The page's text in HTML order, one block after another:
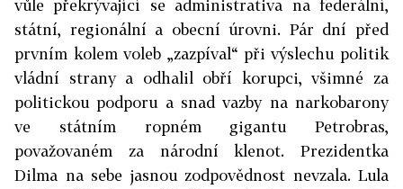
vůle překrývající se administrativa na federální,
státní, regionální a obecní úrovni. Pár dní před
prvním kolem voleb „zazpíval“ při výslechu politik
vládní strany a odhalil obří korupci, všimné za
politickou podporu a snad vazby na narkobarony
ve státním ropném gigantu Petrobras,
považovaném za národní klenot. Prezidentka
Dilma na sebe jasnou zodpovědnost nevzala. Lula